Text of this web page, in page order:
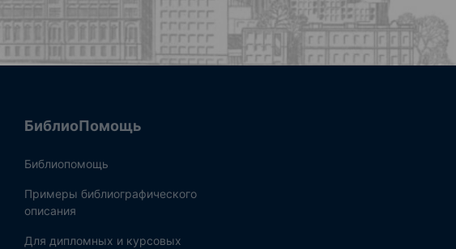
БиблиоПомощь
Библиопомощь
Примеры библиографического
описания
Для дипломных и курсовых